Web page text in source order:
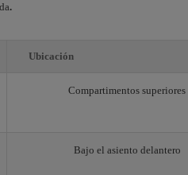
.
Ubicación
Compartimentos superiores
Bajo el asiento delantero